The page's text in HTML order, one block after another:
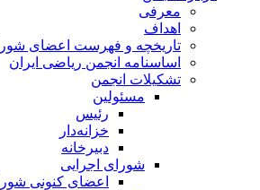
معرفی
اهداف
تاریخچه و فهرست اعضای
اساسنامه انجمن ریاضی ایران
تشکیلات انجمن
مسئولین
رئیس
خزانه‌دار
دبیرخانه
شورای اجرایی
اعضای کنونی